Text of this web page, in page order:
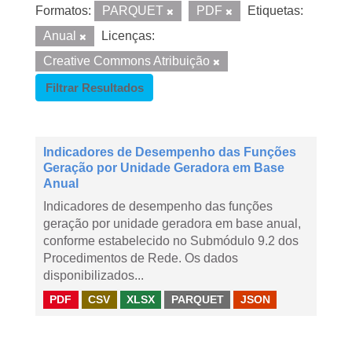
Formatos: PARQUET PDF
Etiquetas:
Anual
Licenças:
Creative Commons Atribuição
Filtrar Resultados
Indicadores de Desempenho das Funções
Geração por Unidade Geradora em Base
Anual
Indicadores de desempenho das funções
geração por unidade geradora em base anual,
conforme estabelecido no Submódulo 9.2 dos
Procedimentos de Rede. Os dados
disponibilizados...
PDF CSV XLSX PARQUET JSON